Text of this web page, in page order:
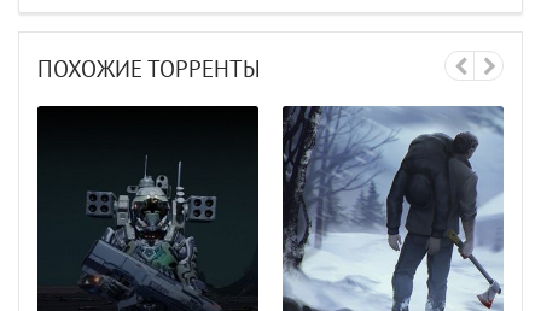
ПОХОЖИЕ ТОРРЕНТЫ